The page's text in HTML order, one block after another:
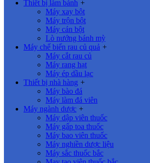
Thiết bị làm bánh +
Máy xay bột
Máy trộn bột
Máy cán bột
Lò nướng bánh mỳ
Máy chế biến rau củ quả +
Máy cắt rau củ
Máy rang hạt
Máy ép dầu lạc
Thiết bị nhà hàng +
Máy bào đá
Máy làm đá viên
Máy ngành dược +
Máy dập viên thuốc
Máy gấp toa thuốc
Máy bao viên thuốc
Máy nghiền dược liệu
Máy sắc thuốc bắc